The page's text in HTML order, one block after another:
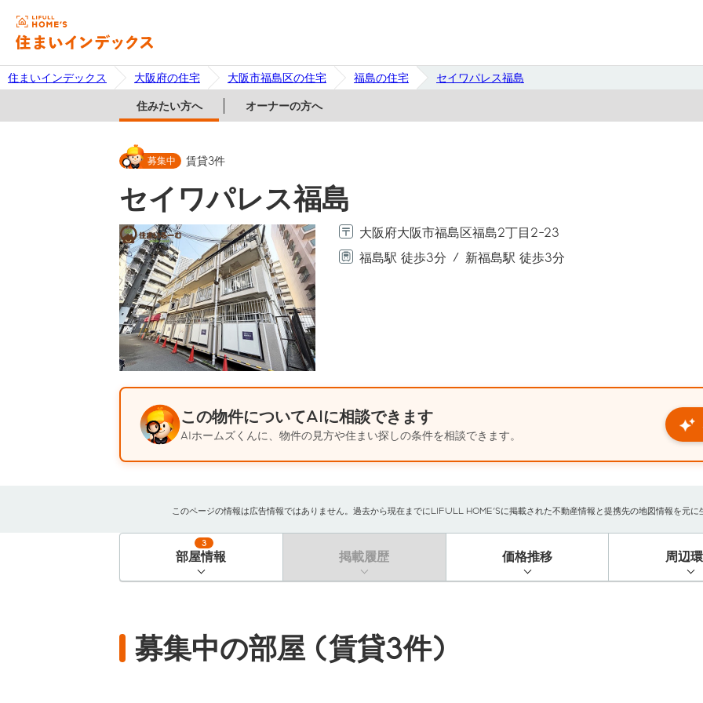
住まいインデックス 大阪府の住宅 大阪市福島区の住宅 福島の住宅 セイワパレス福島
住みたい方へ オーナーの方へ
募集中 賃貸3件
セイワパレス福島
大阪府大阪市福島区福島2丁目2-23
福島駅 徒歩3分
新福島駅 徒歩3分
この物件についてAIに相談できます
AIホームズくんに、物件の見方や住まい探しの条件を相談できます。
このページの情報は広告情報ではありません。過去から現在までにLIFULL HOME'Sに掲載された不動産情報と提携先の地図情報を元
部屋情報
3
掲載履歴 価格推移 周辺
募集中の部屋 (賃貸3件)